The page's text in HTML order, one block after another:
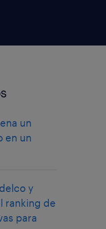
un
en un
y
ranking de
para